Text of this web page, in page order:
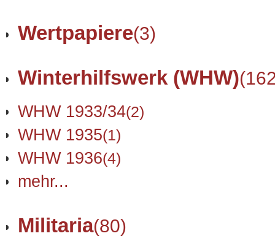
Wertpapiere(3)
Winterhilfswerk (WHW)
WHW 1933/34(2)
WHW 1935(1)
WHW 1936(4)
mehr...
Militaria(80)